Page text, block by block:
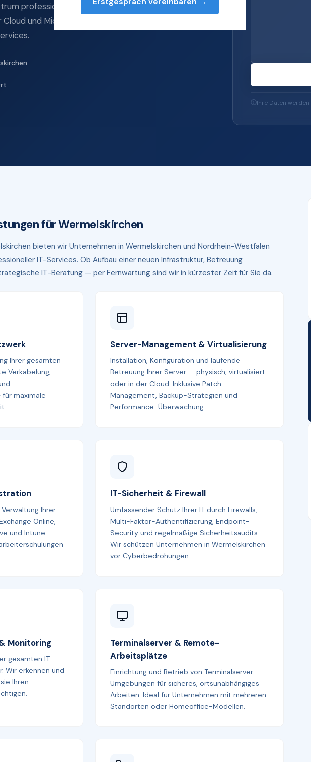
professioneller IT-Services — von
und Microsoft 365 bis zu IT-
Ihre Daten
für Wermelskirchen
bieten wir Unternehmen in Wermelskirchen und Nordrhein-Westfalen
IT-Services. Ob Aufbau einer neuen Infrastruktur, Betreuung
IT-Beratung — per Fernwartung sind wir in kürzester Zeit für Sie da.
Ihrer gesamten
Verkabelung,
maximale
Server-Management & Virtualisierung
Installation, Konfiguration und laufende
Betreuung Ihrer Server — physisch, virtualisiert
oder in der Cloud. Inklusive Patch-
Management, Backup-Strategien und
Performance-Überwachung.
Ihrer
Online,
und Intune.
IT-Sicherheit & Firewall
Umfassender Schutz Ihrer IT durch Firewalls,
Multi-Faktor-Authentifizierung, Endpoint-
Security und regelmäßige Sicherheitsaudits.
Wir schützen Unternehmen in Wermelskirchen
vor Cyberbedrohungen.
Monitoring
gesamten IT-
Wir erkennen und
Ihren
Terminalserver & Remote-
Arbeitsplätze
Einrichtung und Betrieb von Terminalserver-
Umgebungen für sicheres, ortsunabhängiges
Arbeiten. Ideal für Unternehmen mit mehreren
Standorten oder Homeoffice-Modellen.